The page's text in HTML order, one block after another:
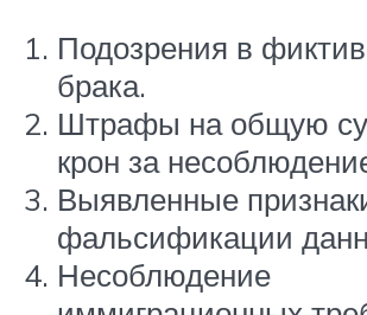
Подозрения в
брака.
Штрафы на общую
крон за
Выявленные
фальсификации
Несоблюдение